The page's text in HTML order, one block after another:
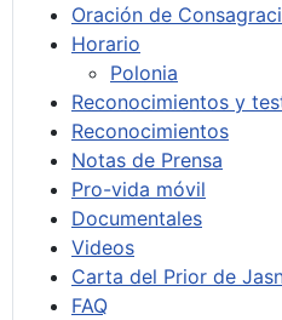
Oración de
Horario
Polonia
Reconocimientos y
Reconocimientos
Notas de Prensa
Pro-vida móvil
Documentales
Videos
Carta del Prior de
FAQ